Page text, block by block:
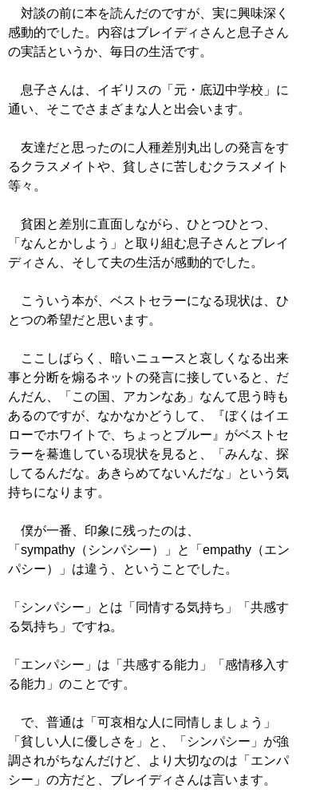
対談の前に本を読んだのですが、実に興味深く
感動的でした。内容はブレイディさんと息子さん
の実話というか、毎日の生活です。
息子さんは、イギリスの「元・底辺中学校」に
通い、そこでさまざまな人と出会います。
友達だと思ったのに人種差別丸出しの発言をす
るクラスメイトや、貧しさに苦しむクラスメイト
等々。
貧困と差別に直面しながら、ひとつひとつ、
「なんとかしよう」と取り組む息子さんとブレイ
ディさん、そして夫の生活が感動的でした。
こういう本が、ベストセラーになる現状は、ひ
とつの希望だと思います。
ここしばらく、暗いニュースと哀しくなる出来
事と分断を煽るネットの発言に接していると、だ
んだん、「この国、アカンなあ」なんて思う時も
あるのですが、なかなかどうして、『ぼくはイエ
ローでホワイトで、ちょっとブルー』がベストセ
ラーを驀進している現状を見ると、「みんな、探
してるんだな。あきらめてないんだな」という気
持ちになります。
僕が一番、印象に残ったのは、
「sympathy（シンパシー）」と「empathy（エン
パシー）」は違う、ということでした。
「シンパシー」とは「同情する気持ち」「共感す
る気持ち」ですね。
「エンパシー」は「共感する能力」「感情移入す
る能力」のことです。
で、普通は「可哀相な人に同情しましょう」
「貧しい人に優しさを」と、「シンパシー」が強
調されがちなんだけど、より大切なのは「エンパ
シー」の方だと、ブレイディさんは言います。